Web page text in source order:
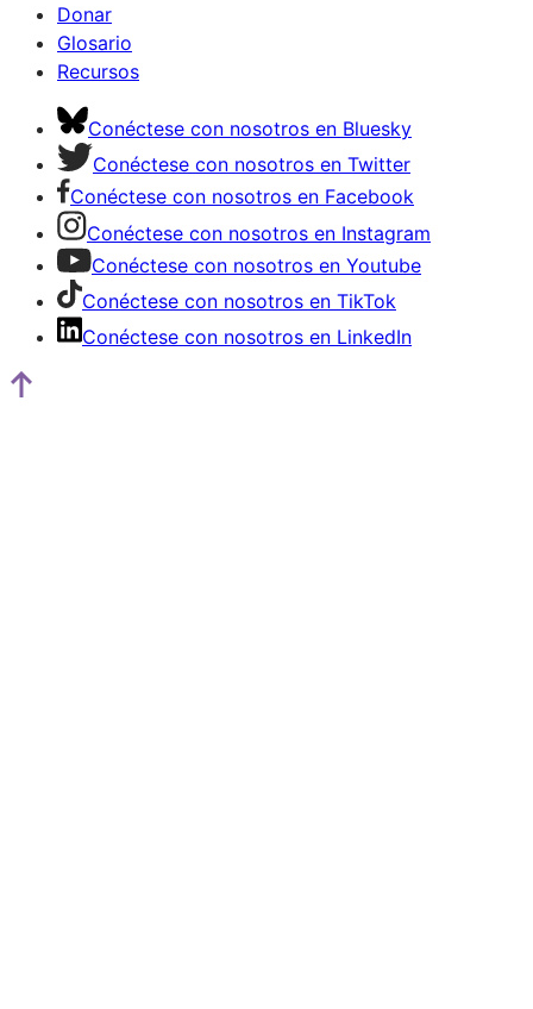
Donar
Glosario
Recursos
Conéctese con nosotros en Bluesky
Conéctese con nosotros en Twitter
Conéctese con nosotros en Facebook
Conéctese con nosotros en Instagram
Conéctese con nosotros en Youtube
Conéctese con nosotros en TikTok
Conéctese con nosotros en LinkedIn